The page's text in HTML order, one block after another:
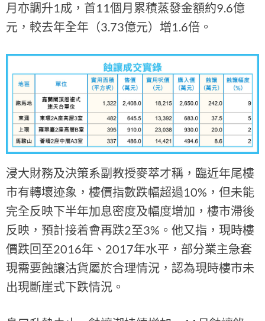
月亦調升1成，首11個月累積蒸發金額約9.6億
元，較去年全年（3.73億元）增1.6倍。
浸大財務及決策系副教授麥萃才稱，臨近年尾樓
市有轉壞迹象，樓價指數跌幅超過10%，但未能
完全反映下半年加息密度及幅度增加，樓市滯後
反映，預計接着會再跌2至3%。他又指，現時樓
價跌回至2016年、2017年水平，部分業主急套
現需要蝕讓沽貨屬於合理情況，認為現時樓市未
出現斷崖式下跌情況。